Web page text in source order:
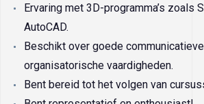
Ervaring met 3D-programma’s zoals
AutoCAD.
Beschikt over goede
organisatorische vaardigheden.
Bent bereid tot het volgen van